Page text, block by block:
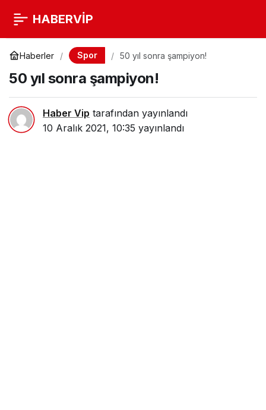
HABERVİP
Haberler Spor 50 yıl sonra şampiyon!
50 yıl sonra şampiyon!
Haber Vip tarafından yayınlandı
10 Aralık 2021, 10:35 yayınlandı